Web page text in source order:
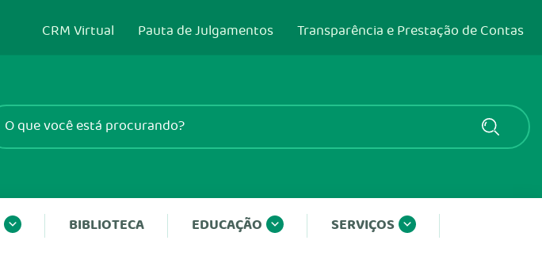
CRM Virtual Pauta de Julgamentos Transparência e Prestação de Contas
BIBLIOTECA EDUCAÇÃO SERVIÇOS